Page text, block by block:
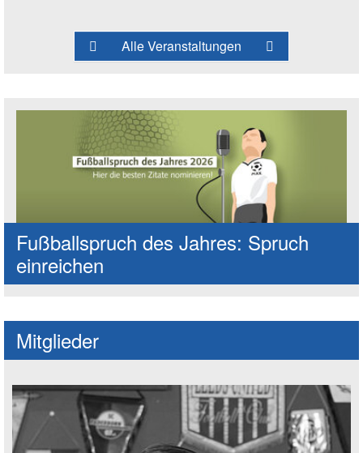
Alle Veranstaltungen
Fußballspruch des Jahres: Spruch
einreichen
Mitglieder